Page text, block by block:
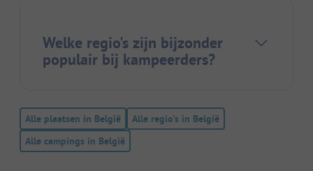
Welke regio's zijn bijzonder
populair bij kampeerders?
Alle plaatsen in België
Alle regio's in België
Alle campings in België